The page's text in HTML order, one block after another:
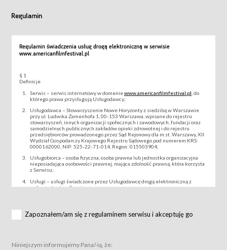
Regulamin
Regulamin świadczenia usług drogą elektroniczną w serwisie
www.americanfilmfestival.pl
§ 1
Definicje
Serwis – serwis internetowy w domeniewww.americanfilmfestival.pl , do
którego prawa przysługują Usługodawcy;
Usługodawca – Stowarzyszenie Nowe Horyzonty z siedzibą w Warszawie
przy ul. Ludwika Zamenhofa 1, 00-153 Warszawa, wpisane do rejestru
stowarzyszeń, innych organizacji społecznych i zawodowych, fundacji oraz
samodzielnych publicznych zakładów opieki zdrowotnej i do rejestru
przedsiębiorców prowadzonego przez Sąd Rejonowy dla m.st. Warszawy, XII
Wydział Gospodarczy Krajowego Rejestru Sądowego pod numerem KRS:
0000162000, NIP: 525-22-71-014, Regon: 015503904;
Usługobiorca – osoba fizyczna, osoba prawna lub jednostka organizacyjna
nieposiadająca osobowości prawnej, mająca zdolność prawną, która korzysta
z Serwisu;
Usługi – usługi świadczone przez Usługodawcę drogą elektroniczną z
wykorzystaniem Serwisu;
za pośrednictwem Serwisu;
podmiotom z branży mediów i filmowej (Akredytacje);
Zapoznałem/am się z regulaminem serwisu i akceptuję go
Niniejszym informujemy Pana/-ią, że: